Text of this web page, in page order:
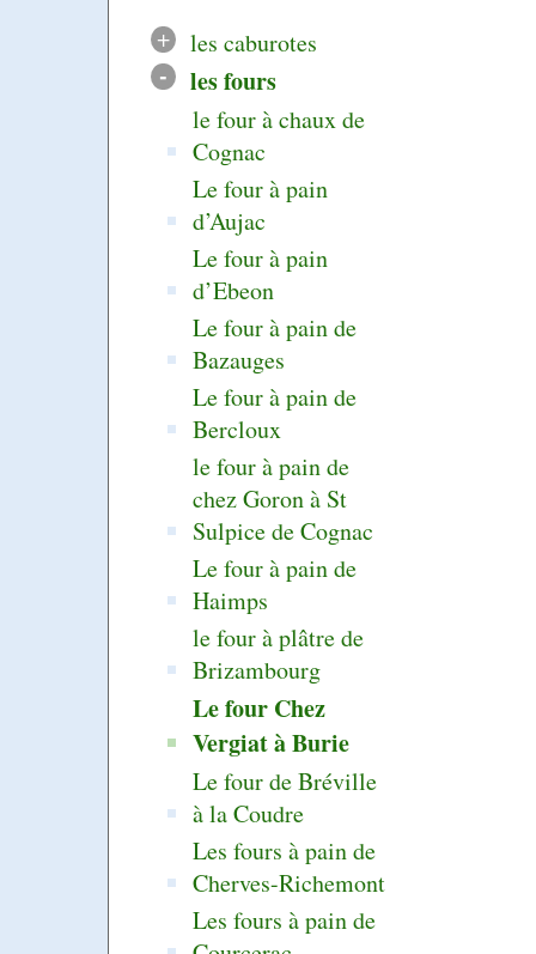
+
les caburotes
- les fours
le four à chaux de
Cognac
Le four à pain
d’Aujac
Le four à pain
d’Ebeon
Le four à pain de
Bazauges
Le four à pain de
Bercloux
le four à pain de
chez Goron à St
Sulpice de Cognac
Le four à pain de
Haimps
le four à plâtre de
Brizambourg
Le four Chez
Vergiat à Burie
Le four de Bréville
à la Coudre
Les fours à pain de
Cherves-Richemont
Les fours à pain de